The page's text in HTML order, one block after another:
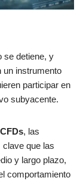
se detiene, y
un instrumento
participar en
subyacente.
CFDs, las
que las
y largo plazo,
comportamiento